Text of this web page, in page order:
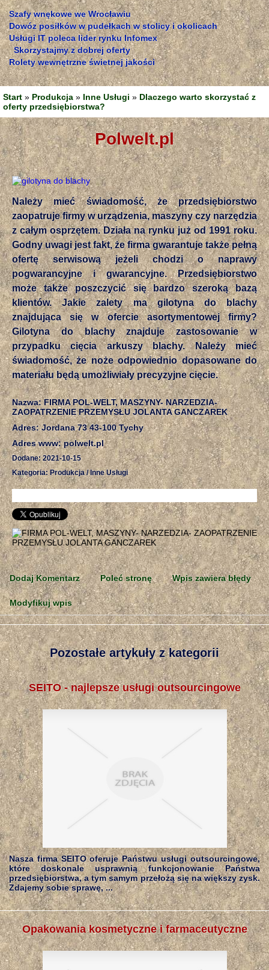
Szafy wnękowe we Wrocławiu
Dowóz posiłków w pudełkach w stolicy i okolicach
Usługi IT poleca lider rynku Infomex
Skorzystajmy z dobrej oferty
Rolety wewnętrzne świetnej jakości
Start » Produkcja » Inne Usługi » Dlaczego warto skorzystać z
oferty przedsiębiorstwa?
polwelt.pl
Należy mieć świadomość, że przedsiębiorstwo
zaopatruje firmy w urządzenia, maszyny czy narzędzia
z całym osprzętem. Działa na rynku już od 1991 roku.
Godny uwagi jest fakt, że firma gwarantuje także pełną
ofertę serwisową jeżeli chodzi o naprawy
pogwarancyjne i gwarancyjne. Przedsiębiorstwo
może także poszczycić się bardzo szeroką bazą
klientów. Jakie zalety ma gilotyna do blachy
znajdująca się w ofercie asortymentowej firmy?
Gilotyna do blachy znajduje zastosowanie w
przypadku cięcia arkuszy blachy. Należy mieć
świadomość, że noże odpowiednio dopasowane do
materiału będą umożliwiały precyzyjne cięcie.
Nazwa: FIRMA POL-WELT, MASZYNY- NARZEDZIA-
ZAOPATRZENIE PRZEMYSŁU JOLANTA GANCZAREK
Adres: Jordana 73 43-100 Tychy
Adres www: polwelt.pl
Dodane: 2021-10-15
Kategoria: Produkcja / Inne Usługi
Dodaj Komentarz Poleć stronę Wpis zawiera błędy
Modyfikuj wpis
Pozostałe artykuły z kategorii
SEITO - najlepsze usługi outsourcingowe
Nasza firma SEITO oferuje Państwu usługi outsourcingowe,
które doskonale usprawnią funkcjonowanie Państwa
przedsiębiorstwa, a tym samym przełożą się na większy zysk.
Zdajemy sobie sprawę, ...
Opakowania kosmetyczne i farmaceutyczne